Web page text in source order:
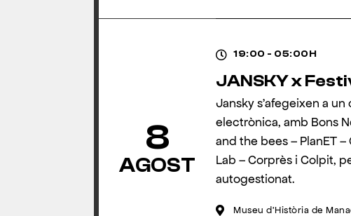
8
AGOST
19:00 - 05:00H
JANSKY x
Jansky s’afegeixen a
electrònica, amb Bons
and the bees – PlanET –
Lab – Corprès i Colpit,
autogestionat.
Museu d'Història de